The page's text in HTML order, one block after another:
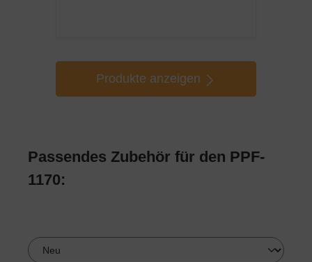
Produkte anzeigen
Passendes Zubehör für den PPF-
1170: